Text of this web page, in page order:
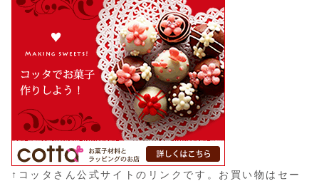
↑コッタさん公式サイトのリンクです。お買い物はセー